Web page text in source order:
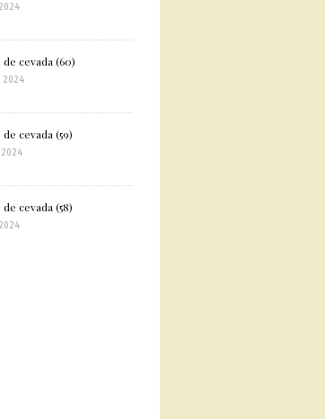
de cevada (60)
2024
cevada (59)
2024
cevada (58)